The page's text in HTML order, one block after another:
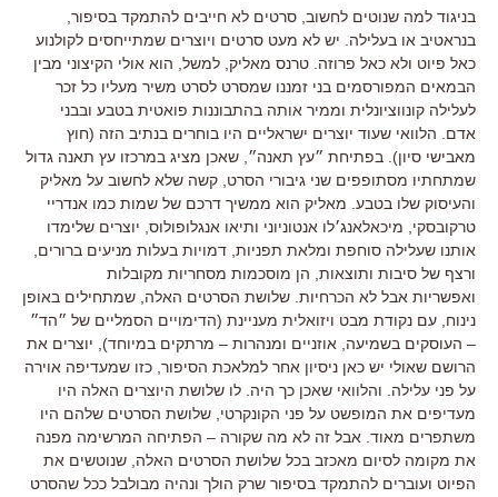
בניגוד למה שנוטים לחשוב, סרטים לא חייבים להתמקד בסיפור,
בנראטיב או בעלילה. יש לא מעט סרטים ויוצרים שמתייחסים לקולנוע
כאל פיוט ולא כאל פרוזה. טרנס מאליק, למשל, הוא אולי הקיצוני מבין
הבמאים המפורסמים בני זמננו שמסרט לסרט משיר מעליו כל זכר
לעלילה קונווציונלית וממיר אותה בהתבוננות פואטית בטבע ובבני
אדם. הלוואי שעוד יוצרים ישראליים היו בוחרים בנתיב הזה (חוץ
מאבישי סיון). בפתיחת ״עץ תאנה״, שאכן מציג במרכזו עץ תאנה גדול
שמתחתיו מסתופפים שני גיבורי הסרט, קשה שלא לחשוב על מאליק
והעיסוק שלו בטבע. מאליק הוא ממשיך דרכם של שמות כמו אנדריי
טרקובסקי, מיכאלאנג׳לו אנטוניוני ותיאו אנגלופולוס, יוצרים שלימדו
אותנו שעלילה סוחפת ומלאת תפניות, דמויות בעלות מניעים ברורים,
ורצף של סיבות ותוצאות, הן מוסכמות מסחריות מקובלות
ואפשריות אבל לא הכרחיות. שלושת הסרטים האלה, שמתחילים באופן
נינוח, עם נקודת מבט ויזואלית מעניינת (הדימויים הסמליים של ״הד״
– העוסקים בשמיעה, אוזניים ומנהרות – מרתקים במיוחד), יוצרים את
הרושם שאולי יש כאן ניסיון אחר למלאכת הסיפור, כזו שמעדיפה אוירה
על פני עלילה. והלוואי שאכן כך היה. לו שלושת היוצרים האלה היו
מעדיפים את המופשט על פני הקונקרטי, שלושת הסרטים שלהם היו
משתפרים מאוד. אבל זה לא מה שקורה – הפתיחה המרשימה מפנה
את מקומה לסיום מאכזב בכל שלושת הסרטים האלה, שנוטשים את
הפיוט ועוברים להתמקד בסיפור שרק הולך ונהיה מבולבל ככל שהסרט